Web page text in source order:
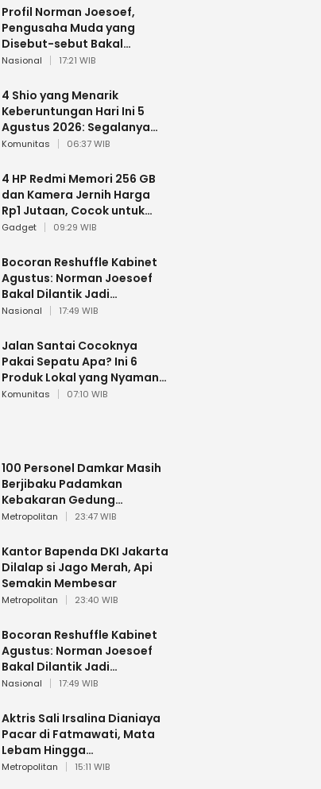
Profil Norman Joesoef,
Pengusaha Muda yang
Disebut-sebut Bakal
Dilantik Jadi Wamenhan RI
Nasional 17:21 WIB
4 Shio yang Menarik
Keberuntungan Hari Ini 5
Agustus 2026: Segalanya
Berjalan Lancar
Komunitas 06:37 WIB
4 HP Redmi Memori 256 GB
dan Kamera Jernih Harga
Rp1 Jutaan, Cocok untuk
Multitasking
Gadget 09:29 WIB
Bocoran Reshuffle Kabinet
Agustus: Norman Joesoef
Bakal Dilantik Jadi
Wamenhan RI
Nasional 17:49 WIB
Jalan Santai Cocoknya
Pakai Sepatu Apa? Ini 6
Produk Lokal yang Nyaman
Buat 17 Agustusan
Komunitas 07:10 WIB
100 Personel Damkar Masih
Berjibaku Padamkan
Kebakaran Gedung
Bapenda DKI
Metropolitan 23:47 WIB
Kantor Bapenda DKI Jakarta
Dilalap si Jago Merah, Api
Semakin Membesar
Metropolitan 23:40 WIB
Bocoran Reshuffle Kabinet
Agustus: Norman Joesoef
Bakal Dilantik Jadi
Wamenhan RI
Nasional 17:49 WIB
Aktris Sali Irsalina Dianiaya
Pacar di Fatmawati, Mata
Lebam Hingga
Diselamatkan Polantas
Metropolitan 15:11 WIB